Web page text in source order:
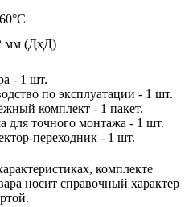
мм (ДхД)
- 1 шт.
по эксплуатации - 1 шт.
комплект - 1 пакет.
для точного монтажа - 1 шт.
переходник - 1 шт.
комплекте
носит справочный характер